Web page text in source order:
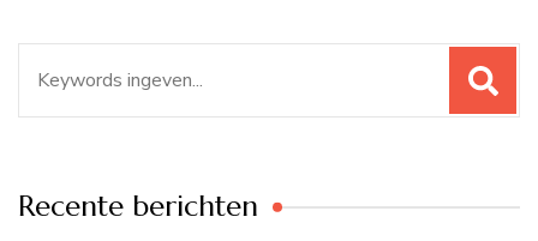
naar:
Recente berichten